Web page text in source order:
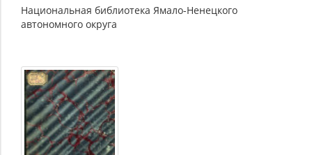
Национальная библиотека Ямало-Ненецкого
автономного округа